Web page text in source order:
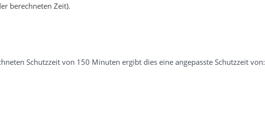
berechneten Zeit).
Schutzzeit von 150 Minuten ergibt dies eine angepasste Schutzzeit von: